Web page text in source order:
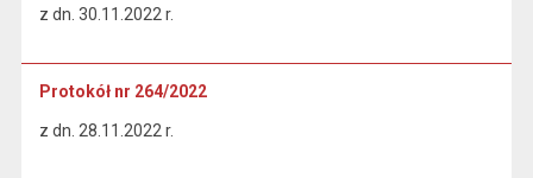
z dn. 30.11.2022 r.
Protokół nr 264/2022
z dn. 28.11.2022 r.